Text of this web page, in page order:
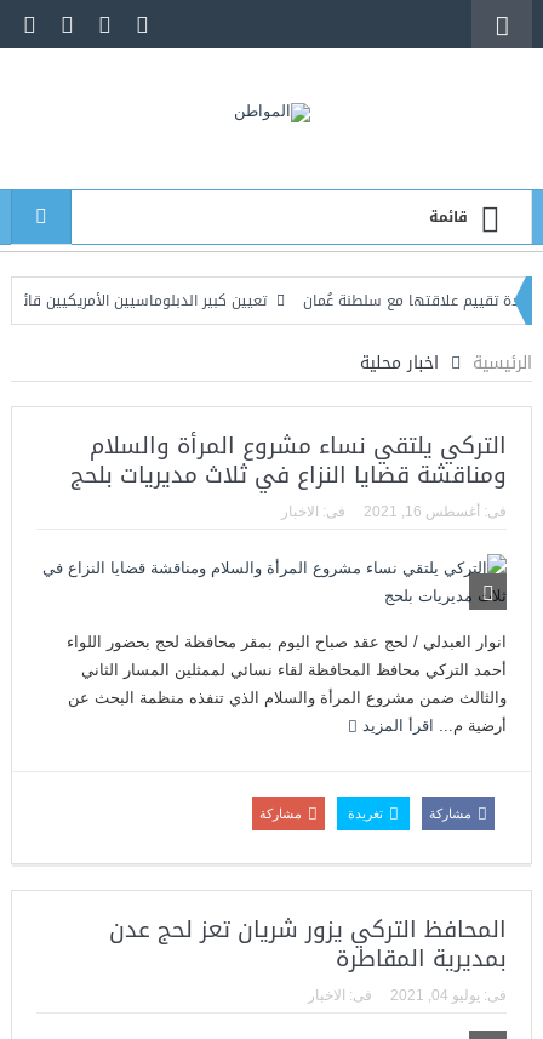
قائمة
علاقتها مع سلطنة عُمان
تعيين كبير الدبلوماسيين الأمريكيين قائماً
الرئيسية اخبار محلية
التركي يلتقي نساء مشروع المرأة والسلام
ومناقشة قضايا النزاع في ثلاث مديريات بلحج
فى: أغسطس 16, 2021 فى: الاخبار
انوار العبدلي / لحج عقد صباح اليوم بمقر محافظة لحج بحضور اللواء
أحمد التركي محافظ المحافظة لقاء نسائي لممثلين المسار الثاني
والثالث ضمن مشروع المرأة والسلام الذي تنفذه منظمة البحث عن
أرضية م... اقرأ المزيد
مشاركة تغريدة مشاركة
المحافظ التركي يزور شريان تعز لحج عدن
بمديرية المقاطرة
فى: يوليو 04, 2021 فى: الاخبار